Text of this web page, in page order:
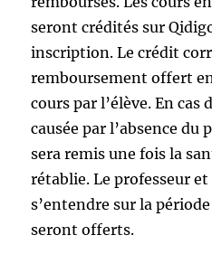
seront crédités sur
inscription. Le crédit
remboursement offert
cours par l’élève. En cas
causée par l’absence du
sera remis une fois la
rétablie. Le professeur
s’entendre sur la
seront offerts.